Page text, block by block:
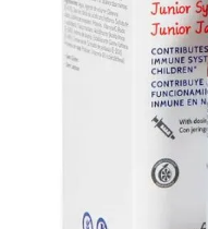
9. pediasure
10. desodorante